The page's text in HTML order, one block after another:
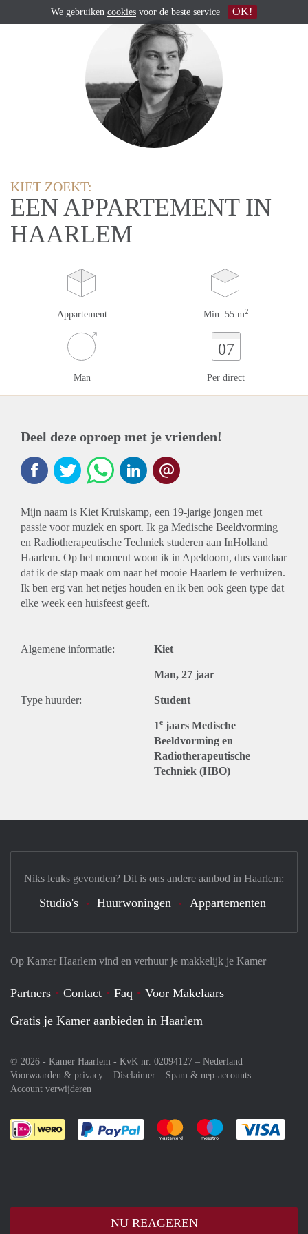
KIET ZOEKT:
EEN APPARTEMENT IN
HAARLEM
Appartement Min. 55 m2
Man
07
Per direct
Deel deze oproep met je vrienden!
Mijn naam is Kiet Kruiskamp, een 19-jarige jongen met
passie voor muziek en sport. Ik ga Medische Beeldvorming
en Radiotherapeutische Techniek studeren aan InHolland
Haarlem. Op het moment woon ik in Apeldoorn, dus vandaar
dat ik de stap maak om naar het mooie Haarlem te verhuizen.
Ik ben erg van het netjes houden en ik ben ook geen type dat
elke week een huisfeest geeft.
Algemene informatie: Kiet
Man, 27 jaar
Type huurder: Student
1e jaars Medische
Beeldvorming en
Radiotherapeutische
Techniek (HBO)
NU REAGEREN
Op Kamer Haarlem vind en verhuur je makkelijk je Kamer
Partners Contact Faq
Voor Makelaars
Gratis je Kamer aanbieden in Haarlem
© 2026 - Kamer Haarlem - KvK nr. 02094127 – Nederland
Voorwaarden & privacy
Disclaimer
Spam & nep-accounts
Account verwijderen
Je rekent gemakkelijk af met Paypal
Je rekent gemakkelijk af met
Je rekent
Niks leuks gevonden? Dit is ons andere aanbod in Haarlem:
Studio's Huurwoningen Appartementen
We gebruiken cookies voor de beste service OK!